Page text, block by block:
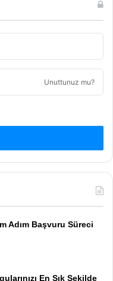
Unuttunuz mu?
Adım Başvuru Süreci
En Şık Şekilde